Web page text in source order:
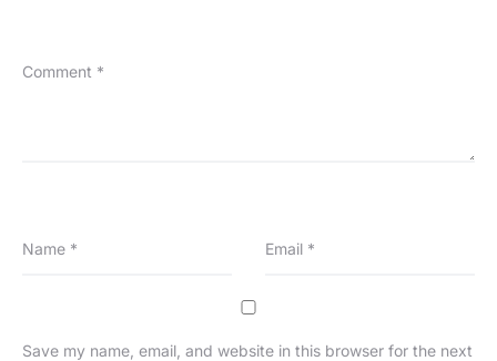
Comment *
Name * Email *
Save my name, email, and website in this browser for the next